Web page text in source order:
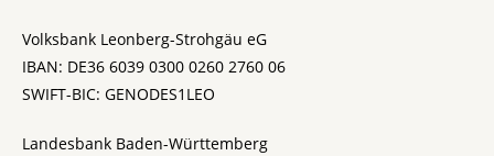
Volksbank Leonberg-Strohgäu eG
IBAN: DE36 6039 0300 0260 2760 06
SWIFT-BIC: GENODES1LEO
Landesbank Baden-Württemberg